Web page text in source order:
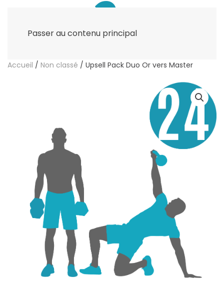
Passer au contenu principal
Accueil / Non classé / Upsell Pack Duo Or vers Master